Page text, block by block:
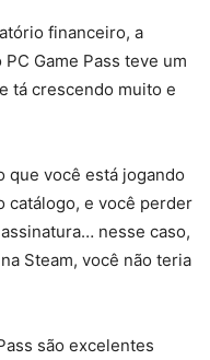
financeiro, a
Game Pass teve um
tá crescendo muito e
que você está jogando
catálogo, e você perder
nesse caso,
Steam, você não teria
são excelentes